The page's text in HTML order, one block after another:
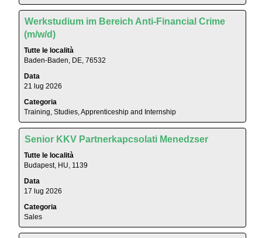
visualizzare
i
contenuti
delle
lavoro.
Titolo
Werkstudium im Bereich Anti-Financial Crime
(m/w/d)
Tutte le località
Baden-Baden, DE, 76532
Data
21 lug 2026
Categoria
Training, Studies, Apprenticeship and Internship
Effettuare
una
con
barra
spaziatrice
per
visualizzare
i
contenuti
delle
lavoro.
Titolo
Senior KKV Partnerkapcsolati Menedzser
Tutte le località
Budapest, HU, 1139
Data
17 lug 2026
Categoria
Sales
Effettuare
selezione
la
barra
spaziatrice
per
visualizzare